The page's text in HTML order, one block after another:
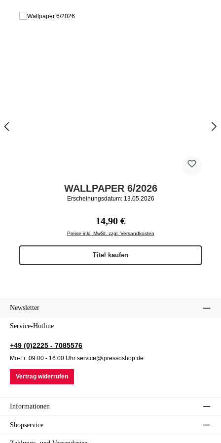
WALLPAPER 6/2026
Erscheinungsdatum: 13.05.2026
Regulärer Preis:
14,90 €
Preise inkl. MwSt. zzgl. Versandkosten
Titel kaufen
Newsletter
Service-Hotline
+49 (0)2225 - 7085576
Mo-Fr: 09:00 - 16:00 Uhr service@ipressoshop.de
Vertrag widerrufen
Informationen
Shopservice